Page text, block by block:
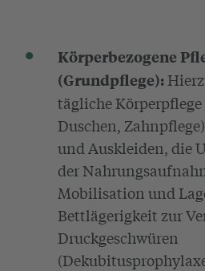
Körperbezogene
(Grundpflege):
tägliche Körperpflege
Duschen,
und Auskleiden, die
der
Mobilisation und
Bettlägerigkeit zur
Druckgeschwüren